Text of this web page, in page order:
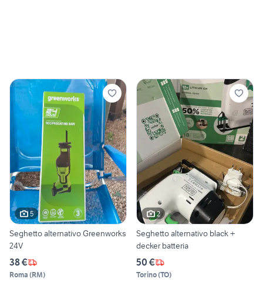
5
Seghetto alternativo Greenworks
24V
38 €
Roma (RM)
2
Seghetto alternativo black +
decker batteria
50 €
Torino(TO)